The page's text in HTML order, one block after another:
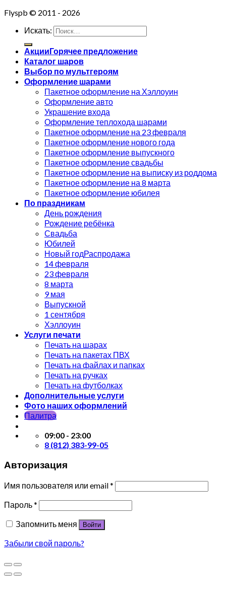
Flyspb © 2011 - 2026
Искать:
Акции
Каталог шаров
Выбор по мультгероям
Оформление шарами
Пакетное оформление на Хэллоуин
Оформление авто
Украшение входа
Оформление теплохода шарами
Пакетное оформление на 23 февраля
Пакетное оформление нового года
Пакетное оформление выпускного
Пакетное оформление свадьбы
Пакетное оформление на выписку из роддома
Пакетное оформление на 8 марта
Пакетное оформление юбилея
По праздникам
День рождения
Рождение ребёнка
Свадьба
Юбилей
Новый год
14 февраля
23 февраля
8 марта
9 мая
Выпускной
1 сентября
Хэллоуин
Услуги печати
Печать на шарах
Печать на пакетах ПВХ
Печать на файлах и папках
Печать на ручках
Печать на футболках
Дополнительные услуги
Фото наших оформлений
Палитра
09:00 - 23:00
8 (812) 383-99-05
Авторизация
Имя пользователя или email*
Пароль*
Запомнить меня
Войти
Забыли свой пароль?